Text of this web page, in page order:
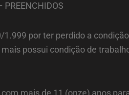
PREENCHIDOS
por ter perdido a
possui condição de
mais de 11 (onze) anos